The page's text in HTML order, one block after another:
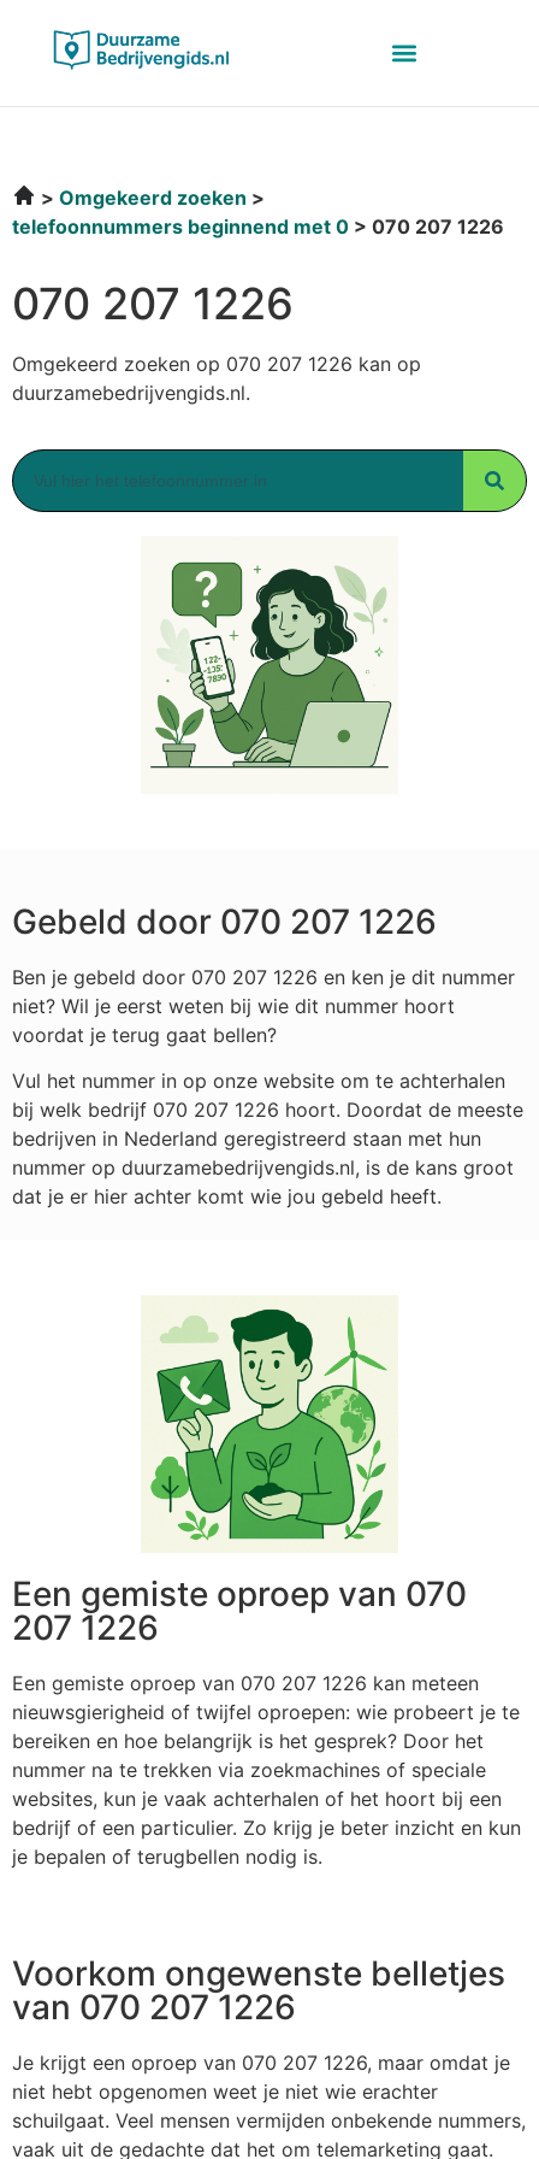
Omgekeerd zoeken
telefoonnummers beginnend met 0
070 207 1226
070 207 1226
Omgekeerd zoeken op 070 207 1226 kan op
duurzamebedrijvengids.nl.
Gebeld door 070 207 1226
Ben je gebeld door 070 207 1226 en ken je dit nummer
niet? Wil je eerst weten bij wie dit nummer hoort
voordat je terug gaat bellen?
Vul het nummer in op onze website om te achterhalen
bij welk bedrijf 070 207 1226 hoort. Doordat de meeste
bedrijven in Nederland geregistreerd staan met hun
nummer op duurzamebedrijvengids.nl, is de kans groot
dat je er hier achter komt wie jou gebeld heeft.
Een gemiste oproep van 070
207 1226
Een gemiste oproep van 070 207 1226 kan meteen
nieuwsgierigheid of twijfel oproepen: wie probeert je te
bereiken en hoe belangrijk is het gesprek? Door het
nummer na te trekken via zoekmachines of speciale
websites, kun je vaak achterhalen of het hoort bij een
bedrijf of een particulier. Zo krijg je beter inzicht en kun
je bepalen of terugbellen nodig is.
Voorkom ongewenste belletjes
van 070 207 1226
Je krijgt een oproep van 070 207 1226, maar omdat je
niet hebt opgenomen weet je niet wie erachter
schuilgaat. Veel mensen vermijden onbekende nummers,
vaak uit de gedachte dat het om telemarketing gaat.